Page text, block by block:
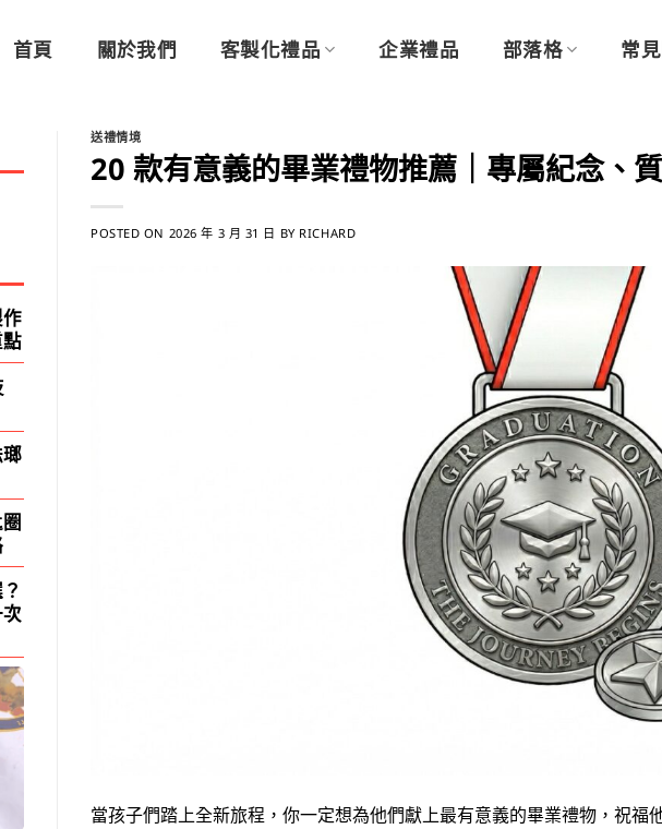
首頁 關於我們 客製化禮品 企業禮品 部落格 常
送禮情境
20 款有意義的畢業禮物推薦｜專屬紀念、
POSTED ON 2026 年 3 月 31 日 BY RICHARD
當孩子們踏上全新旅程，你一定想為他們獻上最有意義的畢業禮物，祝福